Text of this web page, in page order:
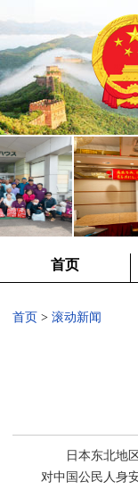
首页
首页 > 滚动新闻
日本东北地区
对中国公民人身